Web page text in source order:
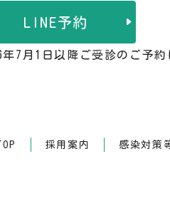
LINE予約
年7月1日以降ご受診のご予
採用案内 感染対策